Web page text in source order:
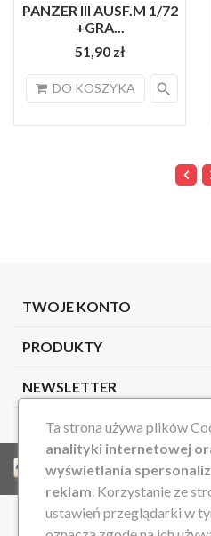
PANZER III AUSF.M 1/72
+GRA...
51,90 zł
DO KOSZYKA search
TWOJE KONTO
PRODUKTY
NEWSLETTER
Ta strona używa plików
analityki internetowej
wyświetlania
reklam. Korzystanie ze
ustawień przeglądarki w